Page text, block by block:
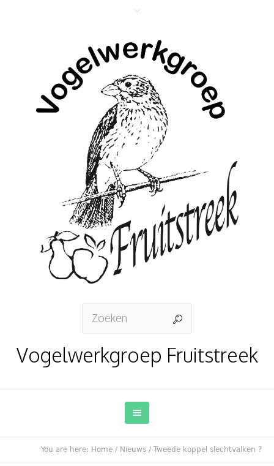
Vogelwerkgroep Fruitstreek
You are here: Home / Nieuws / Tweede koppel slechtvalken ?